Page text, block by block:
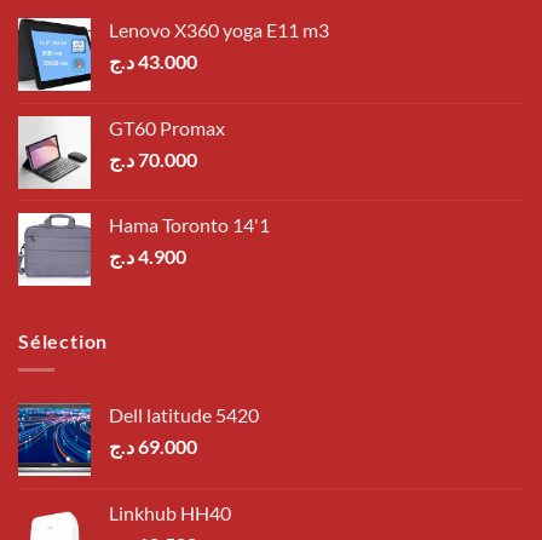
Lenovo X360 yoga E11 m3
43.000د.ج
GT60 Promax
70.000د.ج
Hama Toronto 14'1
4.900د.ج
Sélection
Dell latitude 5420
69.000د.ج
Linkhub HH40